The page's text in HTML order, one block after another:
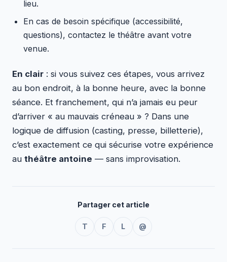
lieu.
En cas de besoin spécifique (accessibilité,
questions), contactez le théâtre avant votre
venue.
En clair : si vous suivez ces étapes, vous arrivez
au bon endroit, à la bonne heure, avec la bonne
séance. Et franchement, qui n’a jamais eu peur
d’arriver « au mauvais créneau » ? Dans une
logique de diffusion (casting, presse, billetterie),
c’est exactement ce qui sécurise votre expérience
au théâtre antoine — sans improvisation.
Partager cet article
T F L @